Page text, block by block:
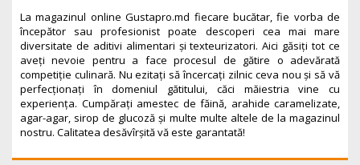
La magazinul online Gustapro.md fiecare bucătar, fie vorba de
începător sau profesionist poate descoperi cea mai mare
diversitate de aditivi alimentari și texteurizatori. Aici găsiți tot ce
aveți nevoie pentru a face procesul de gătire o adevărată
competiție culinară. Nu ezitați să încercați zilnic ceva nou și să vă
perfecționați în domeniul gătitului, căci măiestria vine cu
experiența. Cumpărați amestec de făină, arahide caramelizate,
agar-agar, sirop de glucoză și multe multe altele de la magazinul
nostru. Calitatea desăvîrșită vă este garantată!